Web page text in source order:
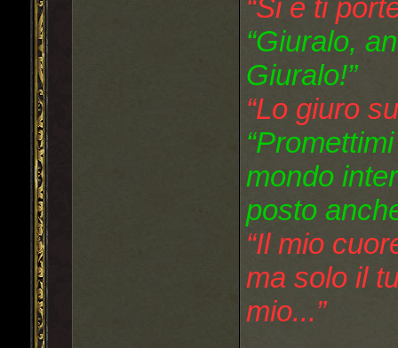
“Si e ti
“Giuralo,
Giuralo!”
“Lo giuro
mondo
posto
“Il mio
ma solo il
mio...”